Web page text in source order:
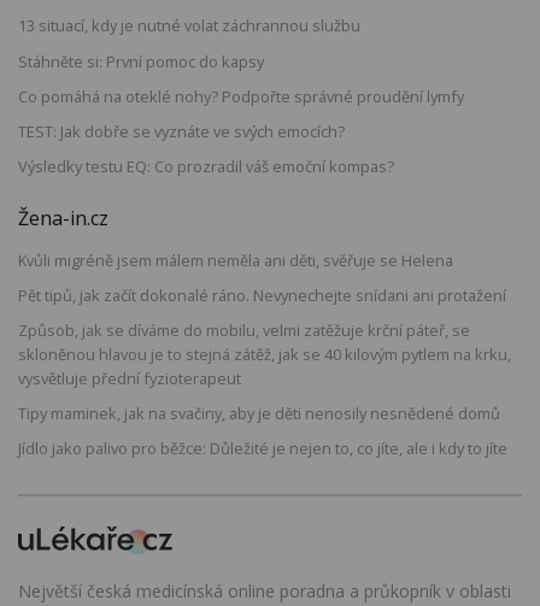
13 situací, kdy je nutné volat záchrannou službu
Stáhněte si: První pomoc do kapsy
Co pomáhá na oteklé nohy? Podpořte správné proudění lymfy
TEST: Jak dobře se vyznáte ve svých emocích?
Výsledky testu EQ: Co prozradil váš emoční kompas?
Žena-in.cz
Kvůli migréně jsem málem neměla ani děti, svěřuje se Helena
Pět tipů, jak začít dokonalé ráno. Nevynechejte snídani ani protažení
Způsob, jak se díváme do mobilu, velmi zatěžuje krční páteř, se
skloněnou hlavou je to stejná zátěž, jak se 40 kilovým pytlem na krku,
vysvětluje přední fyzioterapeut
Tipy maminek, jak na svačiny, aby je děti nenosily nesnědené domů
Jídlo jako palivo pro běžce: Důležité je nejen to, co jíte, ale i kdy to jíte
Největší česká medicínská online poradna a průkopník v oblasti